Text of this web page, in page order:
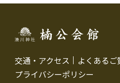
交通・アクセス よくあるご
プライバシーポリシー